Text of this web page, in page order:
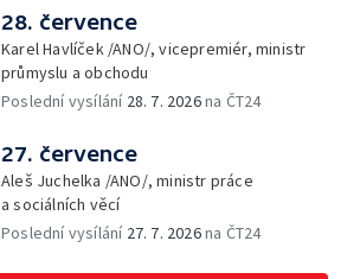
28. července
Karel Havlíček /ANO/, vicepremiér, ministr
průmyslu a obchodu
Poslední vysílání 28. 7. 2026na ČT24
27. července
Aleš Juchelka /ANO/, ministr práce
a sociálních věcí
Poslední vysílání 27. 7. 2026na ČT24